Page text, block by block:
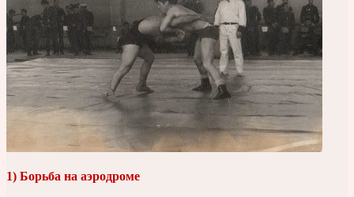
1) Борьба на аэродроме